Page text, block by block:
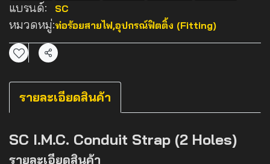
แบรนด์: SC
หมวดหมู่:ท่อร้อยสายไฟ,อุปกรณ์ฟิตติ้ง (Fitting)
แชร์
รายละเอียดสินค้า
SC I.M.C. Conduit Strap (2 Holes)
รายละเอียดสินค้า